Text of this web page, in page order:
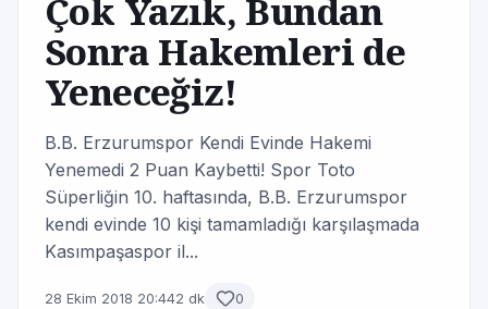
Çok Yazık, Bundan
Sonra Hakemleri de
Yeneceğiz!
B.B. Erzurumspor Kendi Evinde Hakemi
Yenemedi 2 Puan Kaybetti! Spor Toto
Süperliğin 10. haftasında, B.B. Erzurumspor
kendi evinde 10 kişi tamamladığı karşılaşmada
Kasımpaşaspor il...
28 Ekim 2018 20:442 dk 0